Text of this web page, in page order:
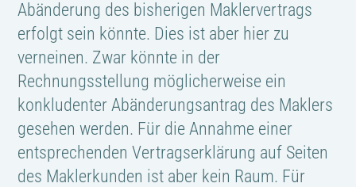
Abänderung des bisherigen Maklervertrags
erfolgt sein könnte. Dies ist aber hier zu
verneinen. Zwar könnte in der
Rechnungsstellung möglicherweise ein
konkludenter Abänderungsantrag des Maklers
gesehen werden. Für die Annahme einer
entsprechenden Vertragserklärung auf Seiten
des Maklerkunden ist aber kein Raum. Für